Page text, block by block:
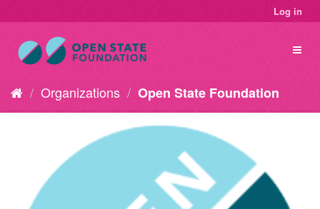
Log in
Organizations Open State Foundation